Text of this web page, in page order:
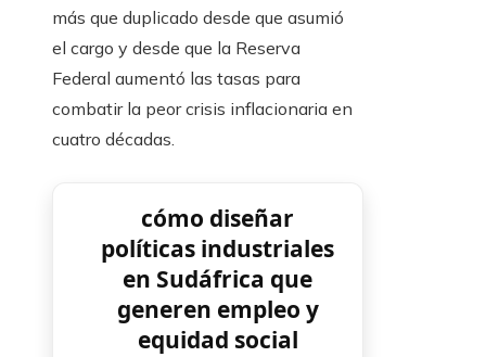
más que duplicado desde que asumió
el cargo y desde que la Reserva
Federal aumentó las tasas para
combatir la peor crisis inflacionaria en
cuatro décadas.
cómo diseñar
políticas industriales
en Sudáfrica que
generen empleo y
equidad social